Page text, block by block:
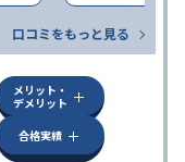
口コミをもっと見る
メリット・
デメリット
合格実績